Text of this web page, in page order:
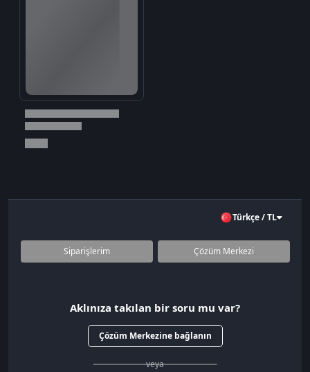
Türkçe / TL
Siparişlerim Çözüm Merkezi
Aklınıza takılan bir soru mu var?
Çözüm Merkezine bağlanın
veya